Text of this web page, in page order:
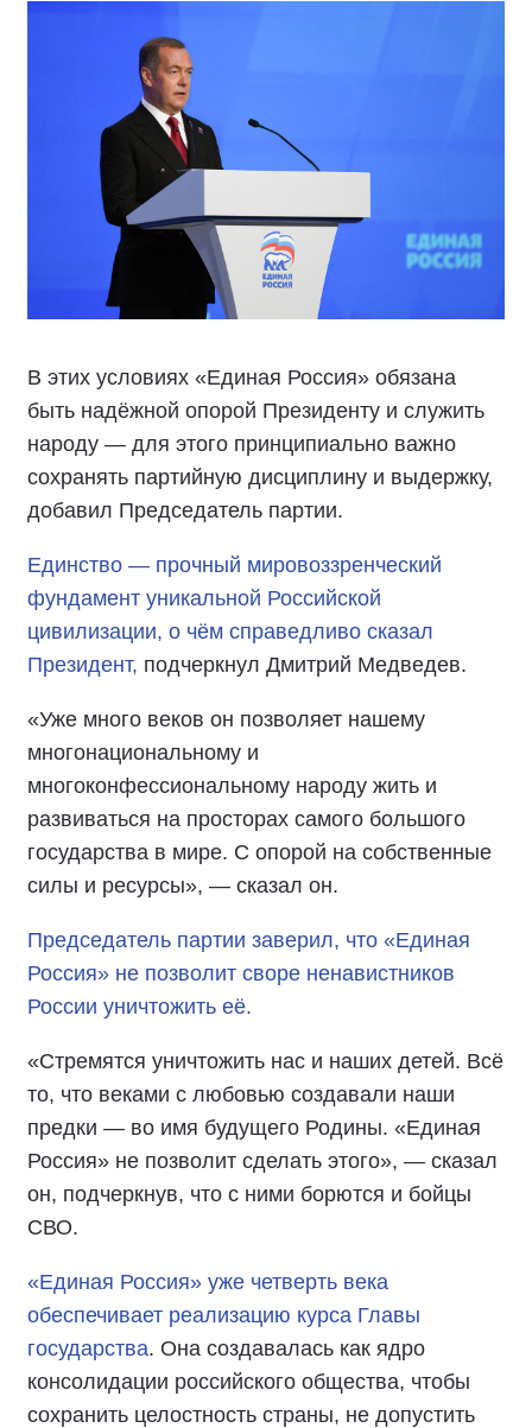
В этих условиях «Единая Россия» обязана
быть надёжной опорой Президенту и служить
народу — для этого принципиально важно
сохранять партийную дисциплину и выдержку,
добавил Председатель партии.
Единство — прочный мировоззренческий
фундамент уникальной Российской
цивилизации, о чём справедливо сказал
Президент, подчеркнул Дмитрий Медведев.
«Уже много веков он позволяет нашему
многонациональному и
многоконфессиональному народу жить и
развиваться на просторах самого большого
государства в мире. С опорой на собственные
силы и ресурсы», — сказал он.
Председатель партии заверил, что «Единая
Россия» не позволит своре ненавистников
России уничтожить её.
«Стремятся уничтожить нас и наших детей. Всё
то, что веками с любовью создавали наши
предки — во имя будущего Родины. «Единая
Россия» не позволит сделать этого», — сказал
он, подчеркнув, что с ними борются и бойцы
СВО.
«Единая Россия» уже четверть века
обеспечивает реализацию курса Главы
государства. Она создавалась как ядро
консолидации российского общества, чтобы
сохранить целостность страны, не допустить